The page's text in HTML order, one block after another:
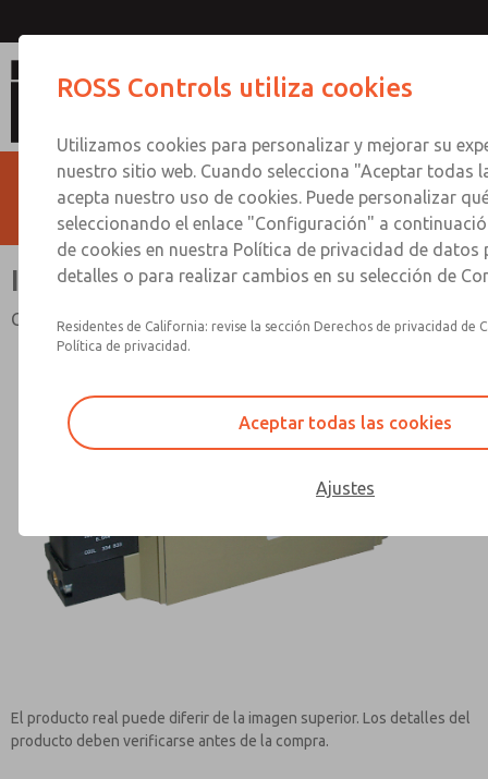
ISO 5599-2 [Serie W65]
Carrete y funda, conexión enchufable
El producto real puede diferir de la imagen superior. Los detalles del
producto deben verificarse antes de la compra.
Contact ROSS Controls for
ROSS Controls utiliza cookies
Utilizamos cookies para personalizar y mejorar su
nuestro sitio web. Cuando selecciona "Aceptar todas
acepta nuestro uso de cookies. Puede personalizar
seleccionando el enlace "Configuración" a
de cookies en nuestra Política de privacidad de datos
detalles o para realizar cambios en su selección de
Residentes de California: revise la sección Derechos de privacidad de
Política de privacidad.
Aceptar todas las cookies
Ajustes